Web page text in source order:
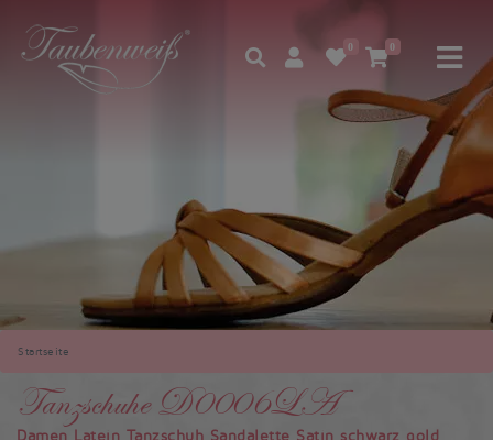
0 0
Startseite
Tanzschuhe D0006LA
Damen Latein Tanzschuh Sandalette Satin schwarz gold